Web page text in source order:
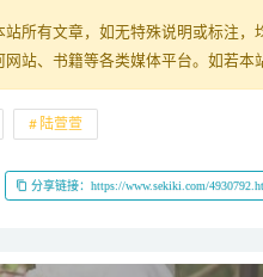
站所有文章，如无特殊说明或标注，
网站、书籍等各类媒体平台。如若本
陆萱萱
分享链接：https://www.sekiki.com/